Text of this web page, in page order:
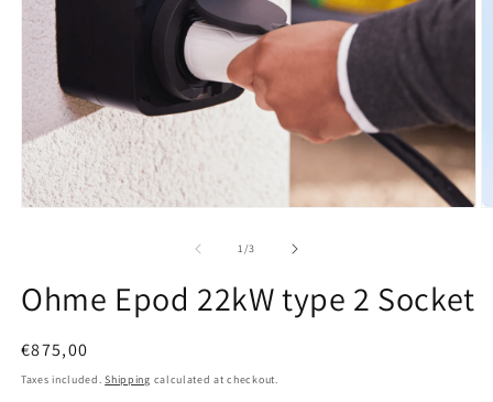
1/of
3
Ohme Epod 22kW type 2 Socket
Regular price
€875,00
Taxes included.Shipping calculated at checkout.